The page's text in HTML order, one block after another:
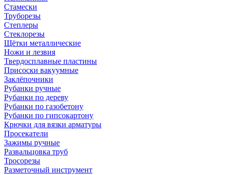
Стамески
Труборезы
Степлеры
Стеклорезы
Щётки металлические
Ножи и лезвия
Твердосплавные пластины
Присоски вакуумные
Заклёпочники
Рубанки ручные
Рубанки по дереву
Рубанки по газобетону
Рубанки по гипсокартону
Крючки для вязки арматуры
Просекатели
Зажимы ручные
Развальцовка труб
Тросорезы
Разметочный инструмент